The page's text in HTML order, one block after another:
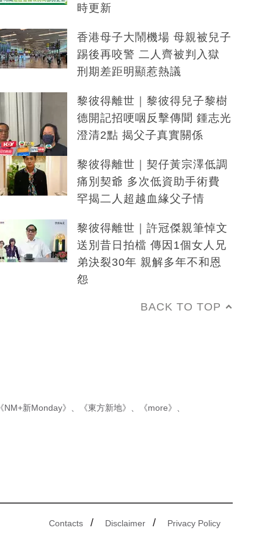
時更新
香港母子大鬧機場 母親被兒子
踢後再咬警 二人齊被判入獄
刑期差距明顯惹熱議
黎彼得離世｜黎彼得兒子黎樹
德開記招哽咽反擊傳聞 鍾志光
澄清2點 揭父子真實關係
黎彼得離世｜契仔黃宗澤低調
痛別契爺 多次低資助手術費
罕揭二人超越血緣父子情
黎彼得離世｜許冠傑親筆悼文
送別昔日拍檔 傳因1個女人兄
弟決裂30年 親解多年不和恩
怨
BACK TO TOP
《NM+新Monday》 《東方新地》 《more》
Contacts / Disclaimer / Privacy Policy